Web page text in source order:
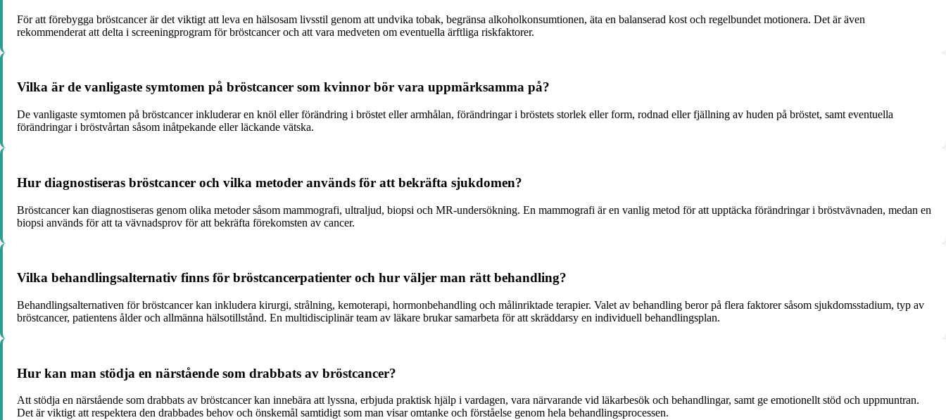
För att förebygga bröstcancer är det viktigt att leva en hälsosam livsstil genom att undvika tobak, begränsa alkoholkonsumtionen, äta en balanserad kost och regelbundet motionera. Det är även
rekommenderat att delta i screeningprogram för bröstcancer och att vara medveten om eventuella ärftliga riskfaktorer.
Vilka är de vanligaste symtomen på bröstcancer som kvinnor bör vara uppmärksamma på?
De vanligaste symtomen på bröstcancer inkluderar en knöl eller förändring i bröstet eller armhålan, förändringar i bröstets storlek eller form, rodnad eller fjällning av huden på bröstet, samt eventuella
förändringar i bröstvårtan såsom inåtpekande eller läckande vätska.
Hur diagnostiseras bröstcancer och vilka metoder används för att bekräfta sjukdomen?
Bröstcancer kan diagnostiseras genom olika metoder såsom mammografi, ultraljud, biopsi och MR-undersökning. En mammografi är en vanlig metod för att upptäcka förändringar i bröstvävnaden, medan en
biopsi används för att ta vävnadsprov för att bekräfta förekomsten av cancer.
Vilka behandlingsalternativ finns för bröstcancerpatienter och hur väljer man rätt behandling?
Behandlingsalternativen för bröstcancer kan inkludera kirurgi, strålning, kemoterapi, hormonbehandling och målinriktade terapier. Valet av behandling beror på flera faktorer såsom sjukdomsstadium, typ av
bröstcancer, patientens ålder och allmänna hälsotillstånd. En multidisciplinär team av läkare brukar samarbeta för att skräddarsy en individuell behandlingsplan.
Hur kan man stödja en närstående som drabbats av bröstcancer?
Att stödja en närstående som drabbats av bröstcancer kan innebära att lyssna, erbjuda praktisk hjälp i vardagen, vara närvarande vid läkarbesök och behandlingar, samt ge emotionellt stöd och uppmuntran.
Det är viktigt att respektera den drabbades behov och önskemål samtidigt som man visar omtanke och förståelse genom hela behandlingsprocessen.